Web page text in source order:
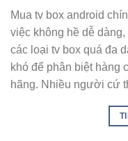
Mua tv box android
việc không hề dễ
các loại tv box quá đa
khó để phân biệt hàng
hãng. Nhiều người cứ